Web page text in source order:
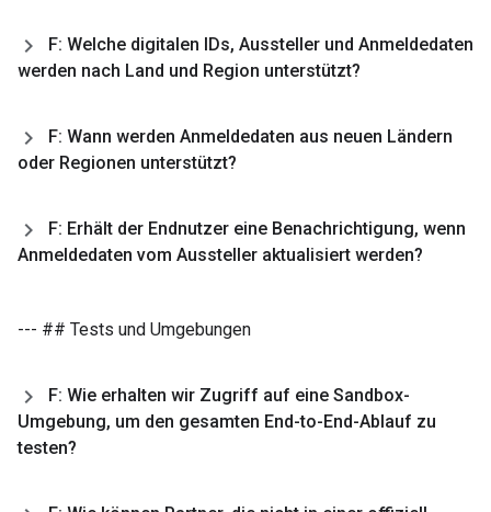
F: Welche digitalen IDs, Aussteller und Anmeldedaten
werden nach Land und Region unterstützt?
F: Wann werden Anmeldedaten aus neuen Ländern
oder Regionen unterstützt?
F: Erhält der Endnutzer eine Benachrichtigung, wenn
Anmeldedaten vom Aussteller aktualisiert werden?
--- ## Tests und Umgebungen
F: Wie erhalten wir Zugriff auf eine Sandbox-
Umgebung, um den gesamten End-to-End-Ablauf zu
testen?